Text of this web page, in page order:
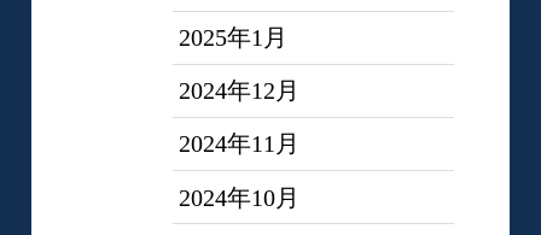
2025年1月
2024年12月
2024年11月
2024年10月